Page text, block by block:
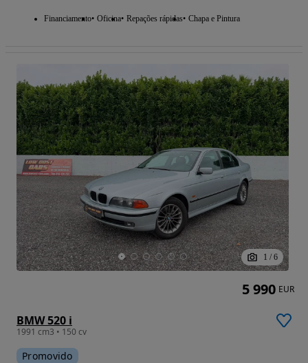
Financiamento Oficina Repações rápidas Chapa e Pintura
1 / 6
BMW 520 i
1991 cm3 • 150 cv
Promovido
5 990 EUR